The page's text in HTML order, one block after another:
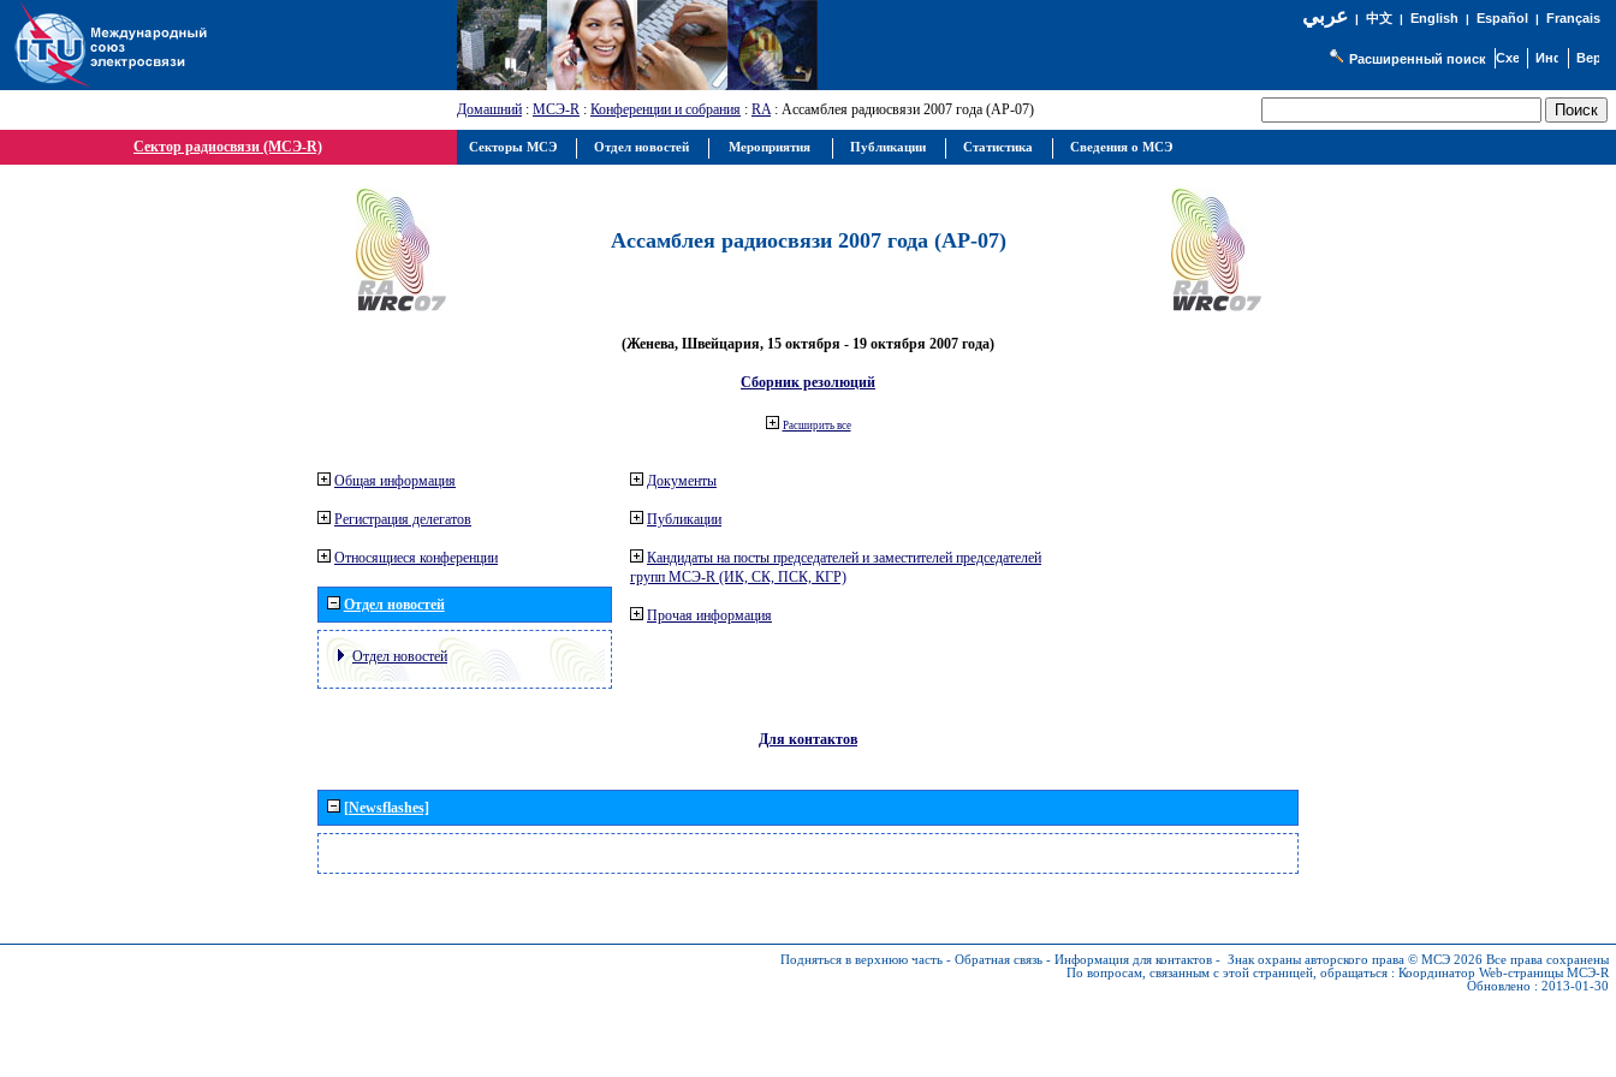
عربي| 中文| English | Español | Français
Расширенный поиск
Домашний : МСЭ-R : Конференции и собрания : RA: Ассамблея радиосвязи 2007 года (АР-07)
Сектор радиосвязи (МСЭ-R)
Ассамблея радиосвязи 2007 года (АР-07)
(Женева, Швейцария, 15 октября - 19 октября 2007 года)
Сборник резолюций
Расширить все
Общая информация
Регистрация делегатов
Относящиеся конференции
Отдел новостей
Отдел новостей
Документы
Публикации
Кандидаты на посты председателей и заместителей председателей
групп МСЭ-R (ИК, СК, ПСК, КГР)
Прочая информация
Для контактов
[Newsflashes]
Подняться в верхнюю часть - Обратная связь - Информация для контактов - Знак охраны авторского права © МСЭ 2026 Все права сохранены
По вопросам, связанным с этой страницей, обращаться : Координатор Web-страницы МСЭ-R
Обновлено : 2013-01-30
Секторы МСЭ Отдел новостей Мероприятия Публикации Статистика Сведения о МСЭ